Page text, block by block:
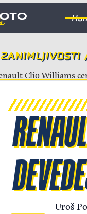
ZANIMLJIVOSTI
Uroš